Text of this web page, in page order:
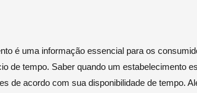
é uma informação essencial para os
de tempo. Saber quando um estabelecimento
de acordo com sua disponibilidade de tempo.